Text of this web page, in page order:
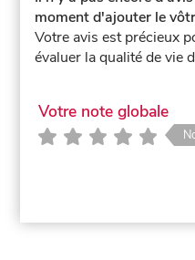
moment d'ajouter le
Votre avis est précieux
évaluer la qualité de vie
Votre note globale